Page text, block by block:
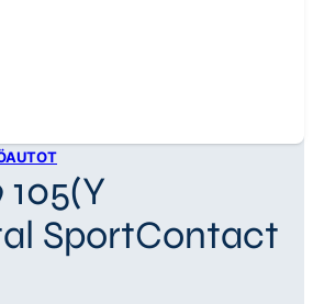
105(Y
SportContact